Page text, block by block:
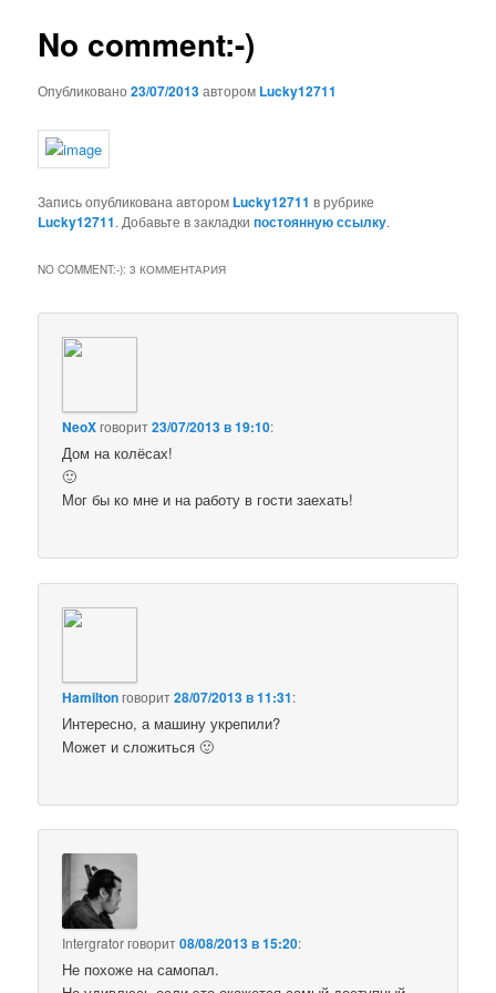
No comment:-)
Опубликовано23/07/2013автором Lucky12711
Запись опубликована автором Lucky12711 в рубрике
Lucky12711. Добавьте в закладкипостоянную ссылку.
NO COMMENT:-): 3 КОММЕНТАРИЯ
NeoXговорит23/07/2013 в 19:10:
Дом на колёсах!
🙂
Мог бы ко мне и на работу в гости заехать!
Hamiltonговорит28/07/2013 в 11:31:
Интересно, а машину укрепили?
Может и сложиться 🙂
Intergratorговорит08/08/2013 в 15:20:
Не похоже на самопал.